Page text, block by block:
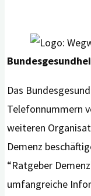
Das
Telefonnummern
weiteren
Demenz
“Ratgeber
umfangreiche